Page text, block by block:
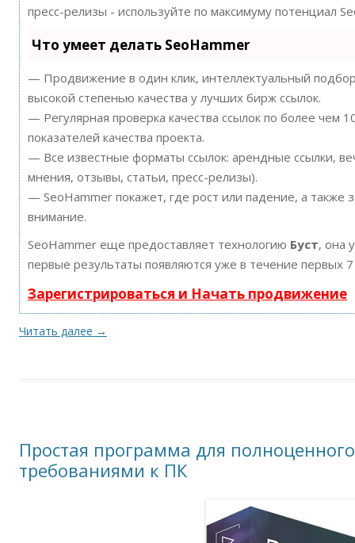
пресс-релизы - используйте по максимуму потенциал
Что умеет делать SeoHammer
— Продвижение в один клик, интеллектуальный
высокой степенью качества у лучших бирж ссылок.
— Регулярная проверка качества ссылок по более чем
показателей качества проекта.
— Все известные форматы ссылок: арендные ссылки,
мнения, отзывы, статьи, пресс-релизы).
— SeoHammer покажет, где рост или падение, а также
внимание.
SeoHammer еще предоставляет технологию Буст, она
первые результаты появляются уже в течение первых
Зарегистрироваться и Начать продвижение
Читать далее →
Простая программа для
требованиями к ПК